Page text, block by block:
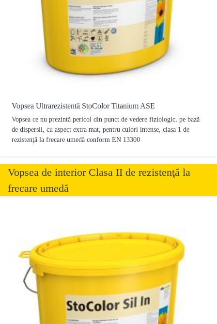
Vopsea Ultrarezistentă StoColor Titanium ASE
Vopsea ce nu prezintă pericol din punct de vedere fiziologic, pe bază
de dispersii, cu aspect extra mat, pentru culori intense, clasa 1 de
rezistenţă la frecare umedă conform EN 13300
Vopsea de interior Clasa II de rezistenţă la
frecare umedă